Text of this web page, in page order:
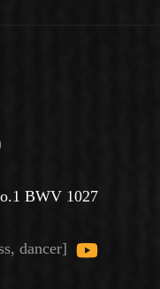
BWV 1027
dancer]